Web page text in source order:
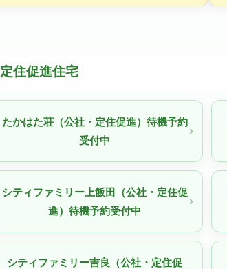
定住促進住宅
たかはた荘（公社・定住促進）待機予約
受付中
シティファミリー上飯田（公社・定住促
進）待機予約受付中
シティファミリー吉良（公社・定住促